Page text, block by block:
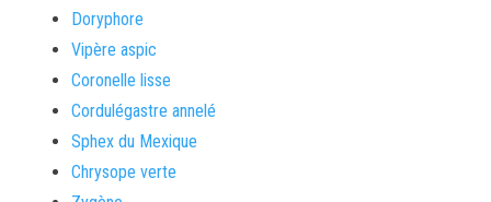
Doryphore
Vipère aspic
Coronelle lisse
Cordulégastre annelé
Sphex du Mexique
Chrysope verte